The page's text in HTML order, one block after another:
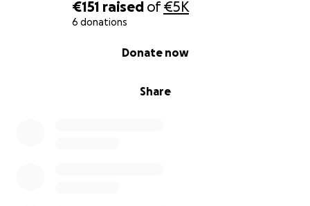
€151 raised of€5K
6 donations
Share
Donate now